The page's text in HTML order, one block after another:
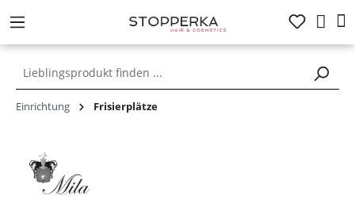
springen
Einrichtung Frisierplätze